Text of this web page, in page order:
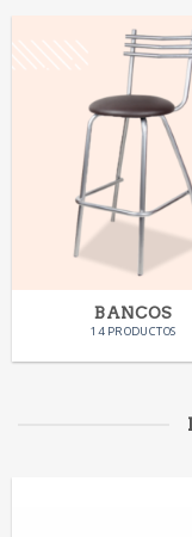
BANCOS
14 PRODUCTOS